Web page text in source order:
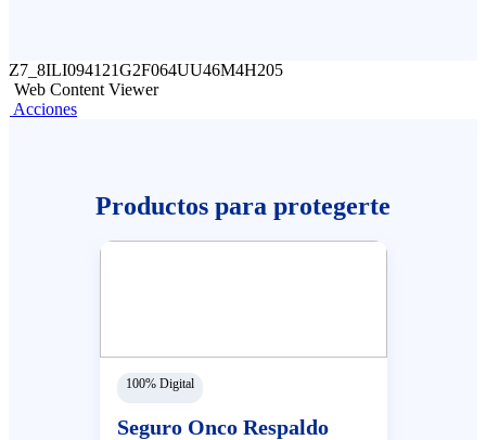
Z7_8ILI094121G2F064UU46M4H205
Web Content Viewer
Acciones
Productos para protegerte
100% Digital
Seguro Onco Respaldo